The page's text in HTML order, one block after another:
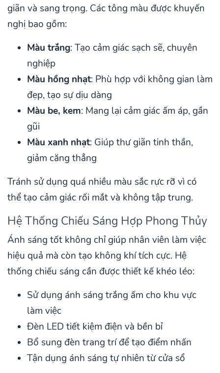
giãn và sang trọng. Các tông màu được khuyến
nghị bao gồm:
Màu trắng: Tạo cảm giác sạch sẽ, chuyên
nghiệp
Màu hồng nhạt: Phù hợp với không gian làm
đẹp, tạo sự dịu dàng
Màu be, kem: Mang lại cảm giác ấm áp, gần
gũi
Màu xanh nhạt: Giúp thư giãn tinh thần,
giảm căng thẳng
Tránh sử dụng quá nhiều màu sắc rực rỡ vì có
thể tạo cảm giác rối mắt và không tập trung.
Hệ Thống Chiếu Sáng Hợp Phong Thủy
Ánh sáng tốt không chỉ giúp nhân viên làm việc
hiệu quả mà còn tạo không khí tích cực. Hệ
thống chiếu sáng cần được thiết kế khéo léo:
Sử dụng ánh sáng trắng ấm cho khu vực
làm việc
Đèn LED tiết kiệm điện và bền bỉ
Bổ sung đèn trang trí để tạo điểm nhấn
Tận dụng ánh sáng tự nhiên từ cửa sổ